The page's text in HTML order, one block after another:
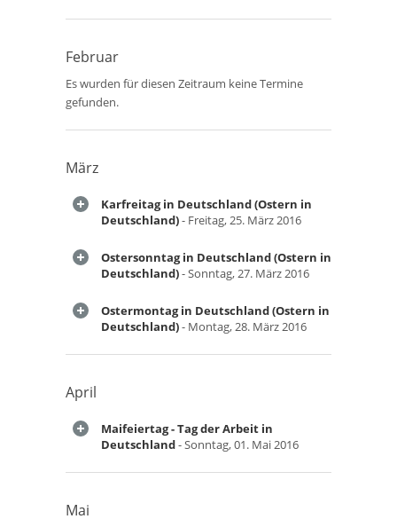
Februar
Es wurden für diesen Zeitraum keine Termine
gefunden.
März
Karfreitag in Deutschland (Ostern in
Deutschland)- Freitag, 25. März 2016
Ostersonntag in Deutschland (Ostern in
Deutschland)- Sonntag, 27. März 2016
Ostermontag in Deutschland (Ostern in
Deutschland)- Montag, 28. März 2016
April
Maifeiertag - Tag der Arbeit in
Deutschland- Sonntag, 01. Mai 2016
Mai